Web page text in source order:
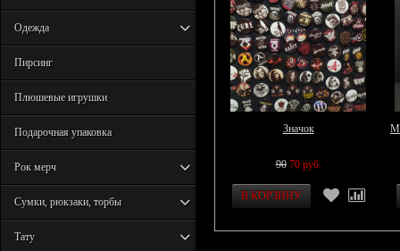
Одежда
Пирсинг
Плюшевые игрушки
Подарочная упаковка
Рок мерч
Сумки, рюкзаки, торбы
Тату
Значок
90 70 руб.